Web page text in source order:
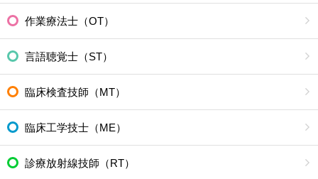
作業療法士（OT）
言語聴覚士（ST）
臨床検査技師（MT）
臨床工学技士（ME）
診療放射線技師（RT）